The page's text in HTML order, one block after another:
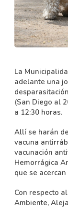
La
adelante una
(San Diego al
a 12:30 horas.
Allí se harán
vacuna
vacunación
Hemorrágica
que se
Con respecto
Ambiente,